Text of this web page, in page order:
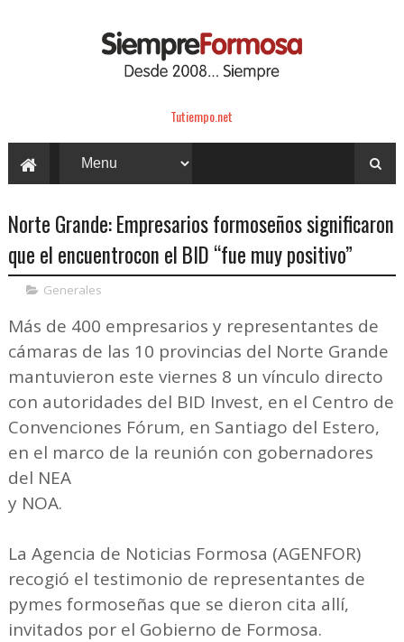
Tutiempo.net
Norte Grande: Empresarios formoseños significaron
que el encuentrocon el BID “fue muy positivo”
Generales
Más de 400 empresarios y representantes de
cámaras de las 10 provincias del Norte Grande
mantuvieron este viernes 8 un vínculo directo
con autoridades del BID Invest, en el Centro de
Convenciones Fórum, en Santiago del Estero,
en el marco de la reunión con gobernadores
del NEA
y NOA.
La Agencia de Noticias Formosa (AGENFOR)
recogió el testimonio de representantes de
pymes formoseñas que se dieron cita allí,
invitados por el Gobierno de Formosa.